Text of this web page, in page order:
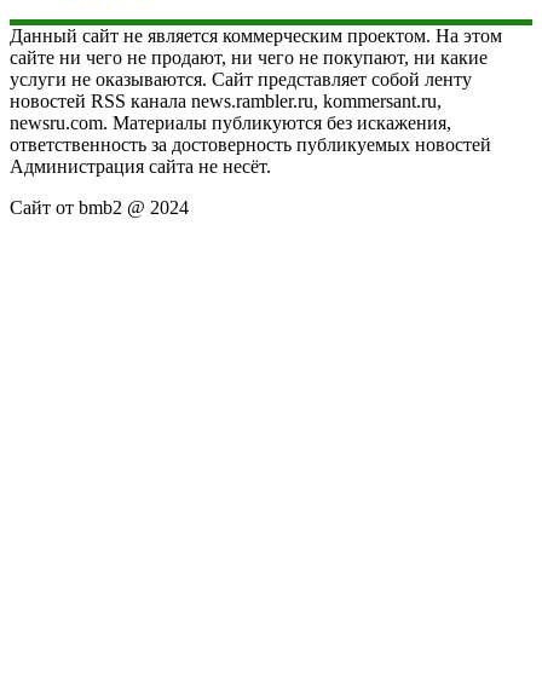
Данный сайт не является коммерческим проектом. На этом
сайте ни чего не продают, ни чего не покупают, ни какие
услуги не оказываются. Сайт представляет собой ленту
новостей RSS канала news.rambler.ru, kommersant.ru,
newsru.com. Материалы публикуются без искажения,
ответственность за достоверность публикуемых новостей
Администрация сайта не несёт.
Сайт от bmb2 @ 2024